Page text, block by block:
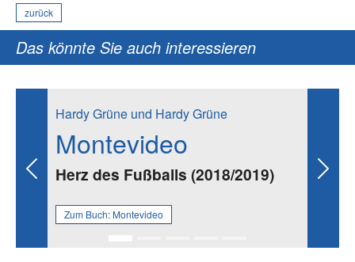
zurück
Das könnte Sie auch interessieren
Hardy Grüne und Hardy Grüne
Montevideo
Herz des Fußballs (2018/2019)
Zum Buch:Montevideo
Previous Next